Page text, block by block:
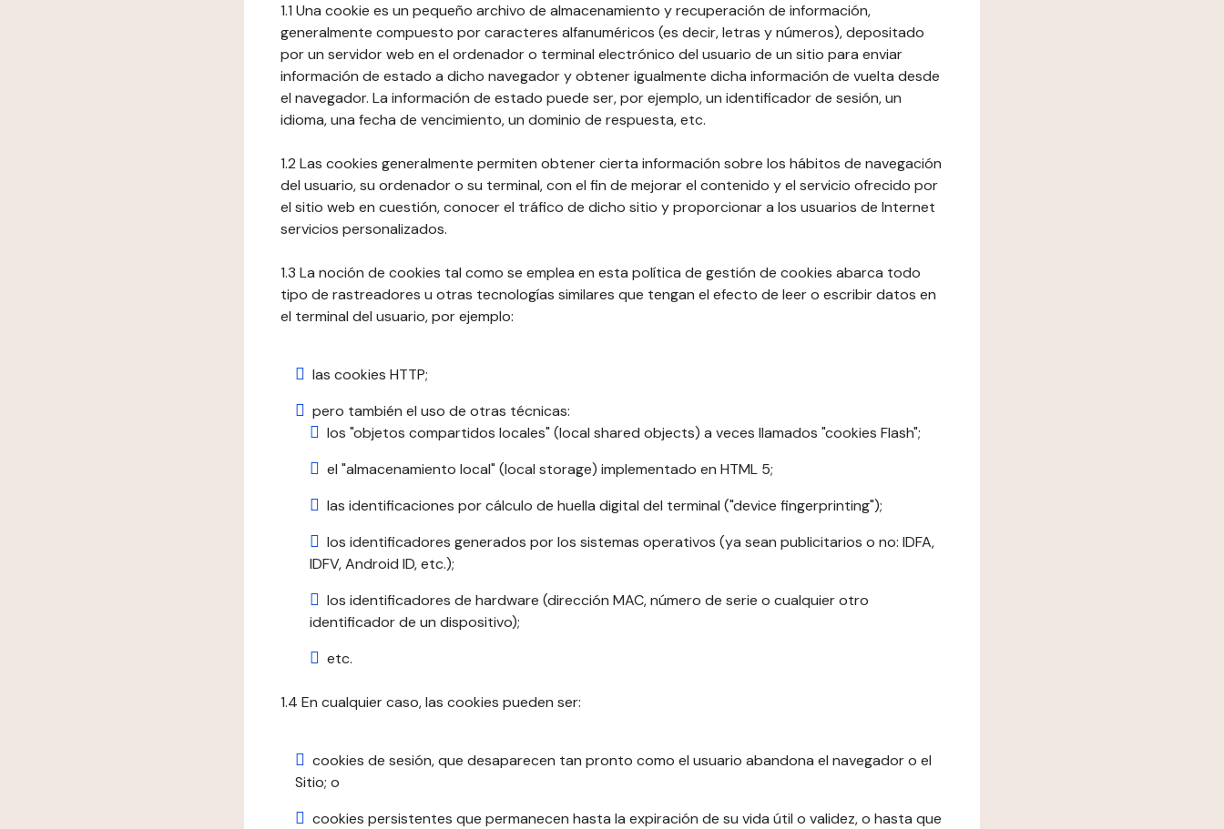
1.1 Una cookie es un pequeño archivo de almacenamiento y recuperación de información,
generalmente compuesto por caracteres alfanuméricos (es decir, letras y números), depositado
por un servidor web en el ordenador o terminal electrónico del usuario de un sitio para enviar
información de estado a dicho navegador y obtener igualmente dicha información de vuelta desde
el navegador. La información de estado puede ser, por ejemplo, un identificador de sesión, un
idioma, una fecha de vencimiento, un dominio de respuesta, etc.
1.2 Las cookies generalmente permiten obtener cierta información sobre los hábitos de navegación
del usuario, su ordenador o su terminal, con el fin de mejorar el contenido y el servicio ofrecido por
el sitio web en cuestión, conocer el tráfico de dicho sitio y proporcionar a los usuarios de Internet
servicios personalizados.
1.3 La noción de cookies tal como se emplea en esta política de gestión de cookies abarca todo
tipo de rastreadores u otras tecnologías similares que tengan el efecto de leer o escribir datos en
el terminal del usuario, por ejemplo:
las cookies HTTP;
pero también el uso de otras técnicas:
los "objetos compartidos locales" (local shared objects) a veces llamados "cookies Flash";
el "almacenamiento local" (local storage) implementado en HTML 5;
las identificaciones por cálculo de huella digital del terminal ("device fingerprinting");
los identificadores generados por los sistemas operativos (ya sean publicitarios o no: IDFA,
IDFV, Android ID, etc.);
los identificadores de hardware (dirección MAC, número de serie o cualquier otro
identificador de un dispositivo);
etc.
1.4 En cualquier caso, las cookies pueden ser:
cookies de sesión, que desaparecen tan pronto como el usuario abandona el navegador o el
Sitio; o
cookies persistentes que permanecen hasta la expiración de su vida útil o validez, o hasta que